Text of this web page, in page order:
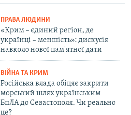
ПРАВА ЛЮДИНИ
«Крим – єдиний регіон, де
українці – меншість»: дискусія
навколо нової пам'ятної дати
ВІЙНА ТА КРИМ
Російська влада обіцяє закрити
морський шлях українським
БпЛА до Севастополя. Чи реально
це?